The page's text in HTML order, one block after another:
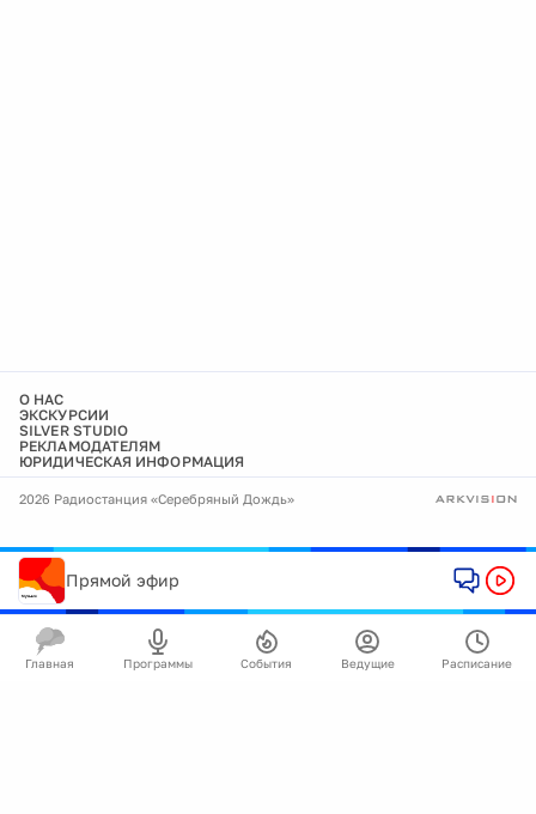
О НАС
ЭКСКУРСИИ
SILVER STUDIO
РЕКЛАМОДАТЕЛЯМ
ЮРИДИЧЕСКАЯ ИНФОРМАЦИЯ
2026 Радиостанция «Серебряный Дождь»
Прямой эфир
Главная Программы События Ведущие Расписание